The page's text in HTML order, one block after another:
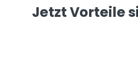
Jetzt Vorteile